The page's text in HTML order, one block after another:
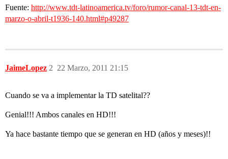
Fuente: http://www.tdt-latinoamerica.tv/foro/rumor-canal-13-tdt-en-
marzo-o-abril-t1936-140.html#p49287
JaimeLopez 22 Marzo, 2011 21:15
2
Cuando se va a implementar la TD satelital??
Genial!!! Ambos canales en HD!!!
Ya hace bastante tiempo que se generan en HD (años y meses)!!